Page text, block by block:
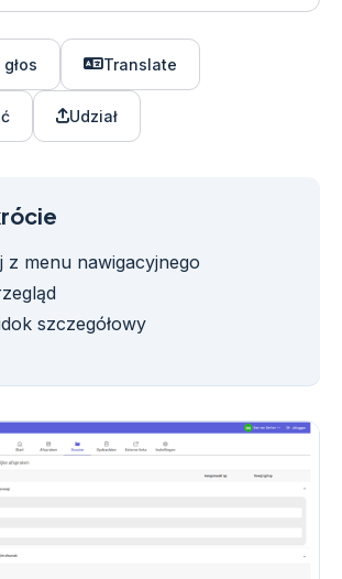
Translate
Udział
z menu nawigacyjnego
szczegółowy